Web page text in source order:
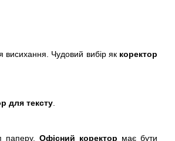
Чудовий вибір як коректор
для тексту
паперу. Офісний коректор має бути